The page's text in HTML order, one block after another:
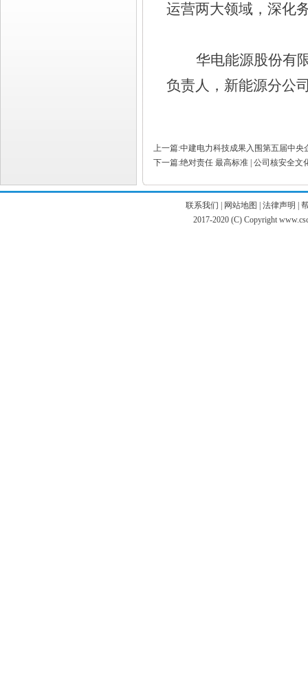
运营两大领域，深化
华电能源股份有
负责人，新能源分公
上一篇:中建电力科技成果入围第五届中央
下一篇:绝对责任 最高标准 | 公司核安全文
联系我们 网站地图 法律声明
2017-2020 (C) Copyright